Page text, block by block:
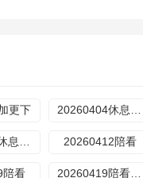
更下
20260412陪看
陪看